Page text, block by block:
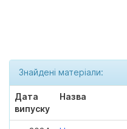
Знайдені матеріали:
Дата
випуску
Назва